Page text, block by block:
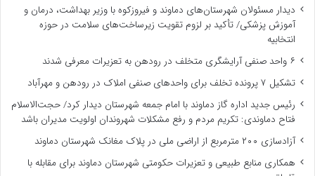
دیدار مسئولان شهرستان‌های دماوند و فیروزکوه با وزیر بهداشت، درمان و
آموزش پزشکی/ تأکید بر لزوم تقویت زیرساخت‌های سلامت در حوزه
انتخابیه
۶ واحد صنفی آرایشگری متخلف در رودهن به تعزیرات معرفی شدند
تشکیل ۷ پرونده تخلف برای واحدهای صنفی املاک در رودهن و مهرآباد
رئیس جدید اداره گاز دماوند با امام جمعه شهرستان دیدار کرد/ حجت‌الاسلام
فتاح دماوندی: تکریم مردم و رفع مشکلات شهروندان اولویت مدیران باشد
آزادسازی ۲۰۰ مترمربع از اراضی ملی در پلاک مغانک شهرستان دماوند
همکاری منابع طبیعی و تعزیرات حکومتی شهرستان دماوند برای مقابله با